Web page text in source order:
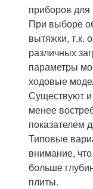
приборов
При выборе
вытяжки, т.к.
различных
параметры
ходовые
Существуют и
менее
показателем
Типовые
внимание,
больше
плиты.